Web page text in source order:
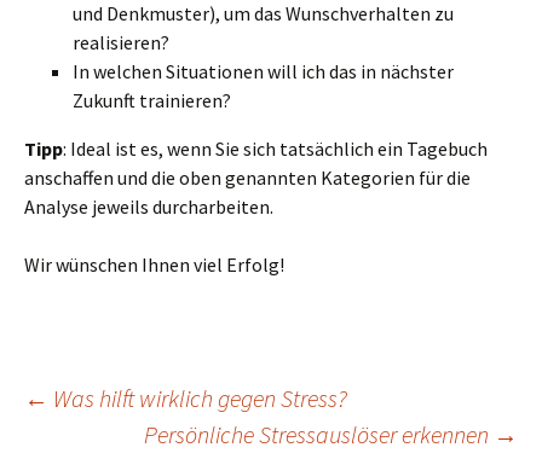
und Denkmuster), um das Wunschverhalten zu
realisieren?
In welchen Situationen will ich das in nächster
Zukunft trainieren?
Tipp: Ideal ist es, wenn Sie sich tatsächlich ein Tagebuch
anschaffen und die oben genannten Kategorien für die
Analyse jeweils durcharbeiten.
Wir wünschen Ihnen viel Erfolg!
Beitragsnavigation
← Was hilft wirklich gegen Stress?
Persönliche Stressauslöser erkennen →